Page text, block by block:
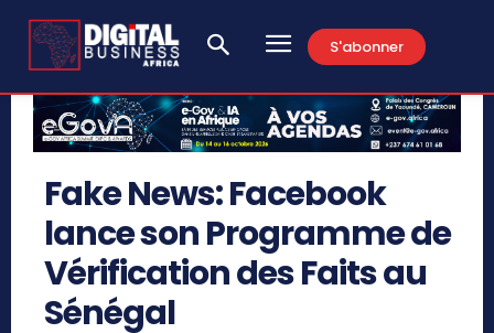
S'abonner
Fake News: Facebook
lance son Programme de
Vérification des Faits au
Sénégal